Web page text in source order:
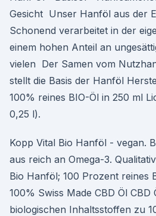
Gesicht Unser Hanföl aus der
Schonend verarbeitet in der
einem hohen Anteil an
vielen Der Samen vom
stellt die Basis der Hanföl
100% reines BIO-Öl in 250 ml
0,25 l).
Kopp Vital Bio Hanföl - vegan.
aus reich an Omega-3.
Bio Hanföl; 100 Prozent reines
100% Swiss Made CBD Öl CBD
biologischen Inhaltsstoffen zu